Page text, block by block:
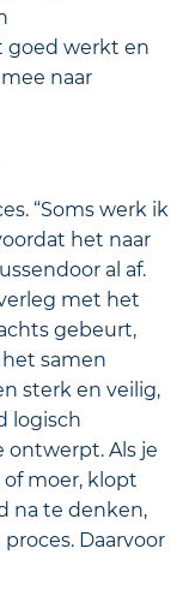
goed werkt en
naar
“Soms werk ik
het naar
al af.
met het
gebeurt,
samen
sterk en veilig,
logisch
ontwerpt. Als je
moer, klopt
na te denken,
Daarvoor